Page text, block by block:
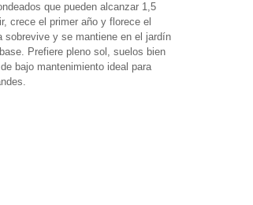
que pueden alcanzar 1,5
crece el primer año y florece el
sobrevive y se mantiene en el jardín
Prefiere pleno sol, suelos bien
bajo mantenimiento ideal para